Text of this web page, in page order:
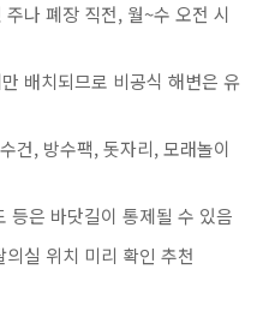
주나 폐장 직전, 월~수 오전 시
배치되므로 비공식 해변은 유
건, 방수팩, 돗자리, 모래놀이
등은 바닷길이 통제될 수 있음
의실 위치 미리 확인 추천